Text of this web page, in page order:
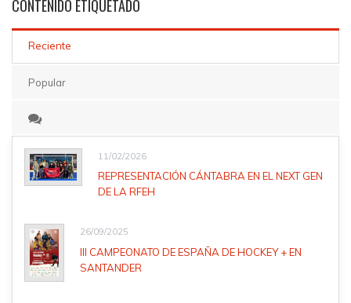
CONTENIDO ETIQUETADO
Reciente
Popular
11/02/2026
REPRESENTACIÓN CÁNTABRA EN EL NEXT GEN
DE LA RFEH
26/09/2025
III CAMPEONATO DE ESPAÑA DE HOCKEY + EN
SANTANDER